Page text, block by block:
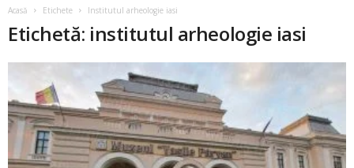
Acasă Etichete Institutul arheologie iasi
Etichetă: institutul arheologie iasi